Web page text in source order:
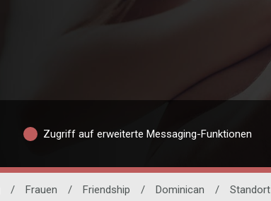
Zugriff auf erweiterte Messaging-Funktionen
/ Frauen / Friendship / Dominican / Standort